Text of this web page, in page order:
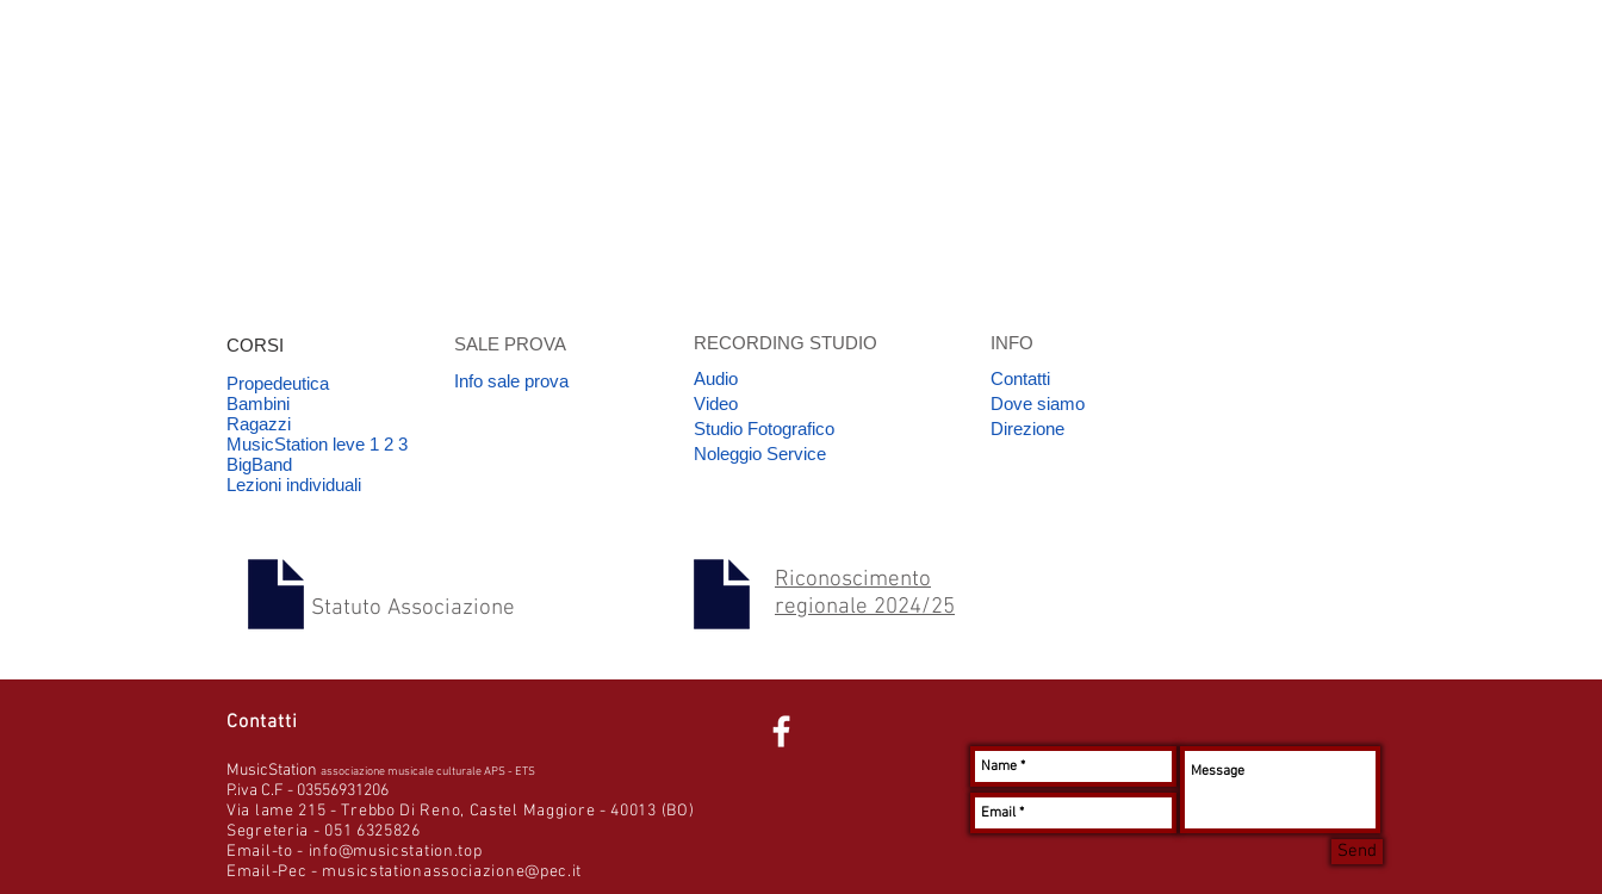
CORSI
Propedeutica
Bambini
Ragazzi
MusicStation leve 1 2 3
BigBand
Lezioni individuali
SALE PROVA
Info sale prova
RECORDING STUDIO
Audio
Video
Studio Fotografico
Noleggio Service
INFO
Contatti
Dove siamo
Direzione
Statuto Associazione
Riconoscimento
regionale 2024/25
Contatti
MusicStation associazione musicale culturale APS - ETS
P.iva C.F - 03556931206
Via lame 215 - Trebbo Di Reno, Castel Maggiore - 40013 (BO)
Segreteria - 051 6325826
Email-to - info@musicstation.top
Email-Pec - musicstationassociazione@pec.it
Send